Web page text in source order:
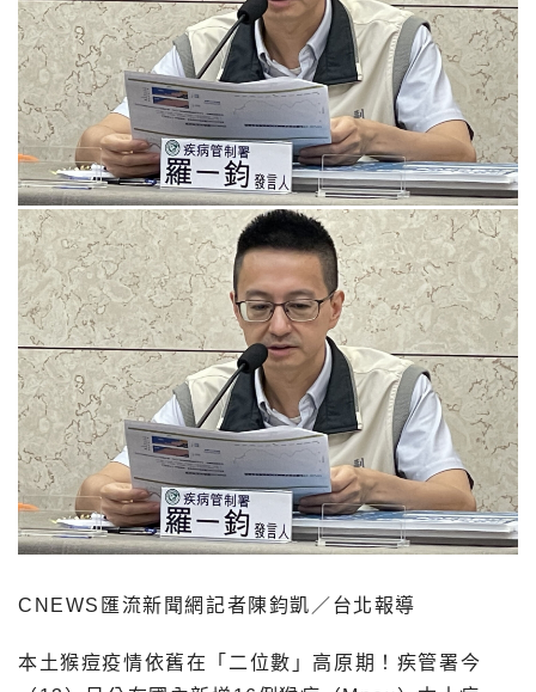
CNEWS匯流新聞網記者陳鈞凱／台北報導
本土猴痘疫情依舊在「二位數」高原期！疾管署今